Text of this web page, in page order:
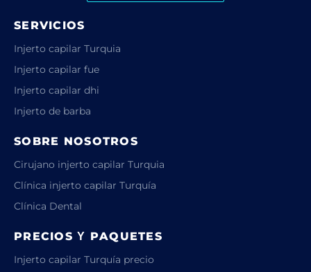
SERVICIOS
Injerto capilar Turquia
Injerto capilar fue
Injerto capilar dhi
Injerto de barba
SOBRE NOSOTROS
Cirujano injerto capilar Turquia
Clínica injerto capilar Turquía
Clínica Dental
PRECIOS Y PAQUETES
Injerto capilar Turquía precio